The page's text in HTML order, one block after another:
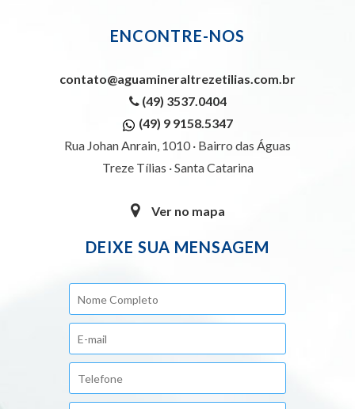
ENCONTRE-NOS
contato@aguamineraltrezetilias.com.br
(49) 3537.0404
(49) 9 9158.5347
Rua Johan Anrain, 1010 · Bairro das Águas
Treze Tílias · Santa Catarina
Ver no mapa
DEIXE SUA MENSAGEM